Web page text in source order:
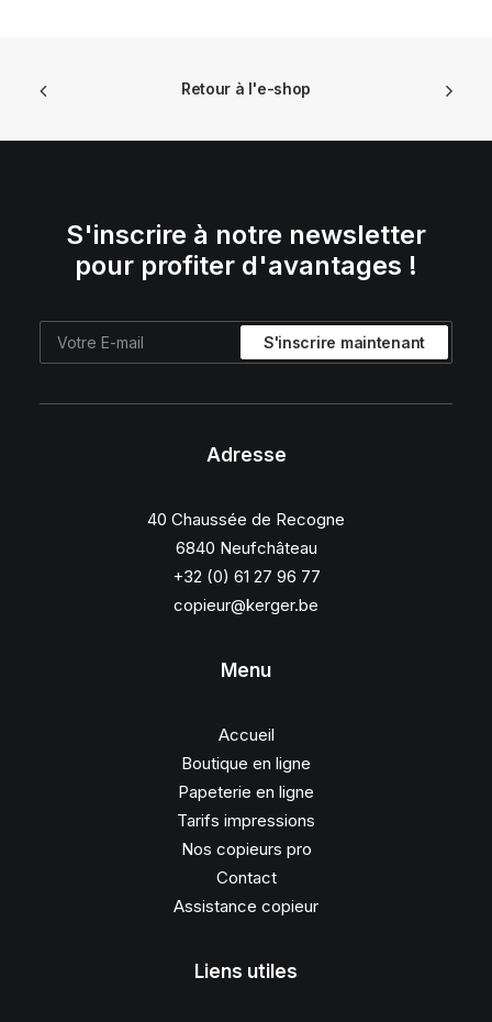
Retour à l'e-shop
S'inscrire à notre newsletter
pour profiter d'avantages !
Adresse
40 Chaussée de Recogne
6840 Neufchâteau
+32 (0) 61 27 96 77
copieur@kerger.be
Menu
Accueil
Boutique en ligne
Papeterie en ligne
Tarifs impressions
Nos copieurs pro
Contact
Assistance copieur
Liens utiles